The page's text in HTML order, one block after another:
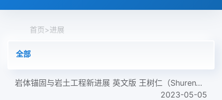
首页>进展
全部
岩体锚固与岩土工程新进展 英文版 王树仁（ShurenWang），保罗·黑根（PaulC.Hagan），曹晨（ChenCao） 著 2016年版...
2023-05-05